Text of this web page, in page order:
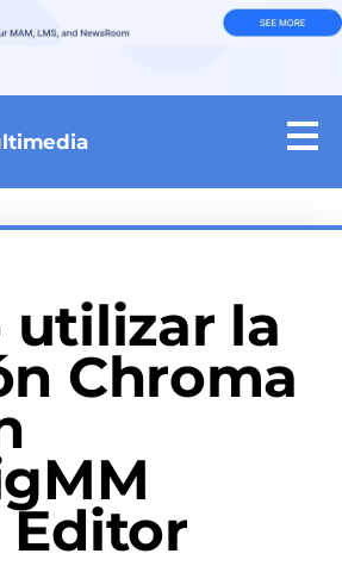
utilizar la
Chroma
Editor